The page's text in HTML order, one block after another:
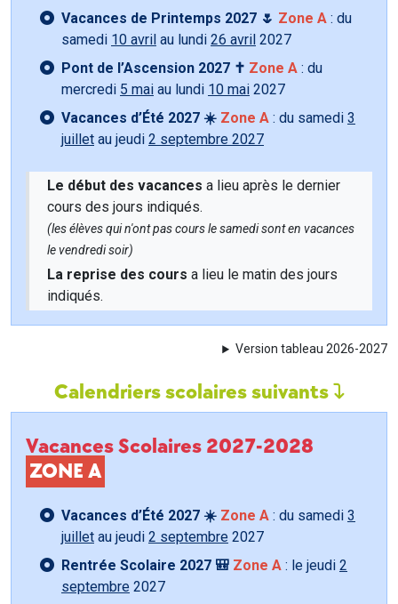
Vacances de Printemps 2027 🌷 Zone A : du
samedi 10 avril au lundi 26 avril 2027
Pont de l’Ascension 2027 ✝️ Zone A : du
mercredi 5 mai au lundi 10 mai 2027
Vacances d’Été 2027 ☀️ Zone A : du samedi 3
juillet au jeudi 2 septembre 2027
Le début des vacances a lieu après le dernier
cours des jours indiqués.
(les élèves qui n'ont pas cours le samedi sont en vacances
le vendredi soir)
La reprise des cours a lieu le matin des jours
indiqués.
Version tableau 2026-2027
Calendriers scolaires suivants
Vacances Scolaires 2027-2028
ZONE A
Vacances d’Été 2027 ☀️ Zone A : du samedi 3
juillet au jeudi 2 septembre 2027
Rentrée Scolaire 2027 🎒 Zone A : le jeudi 2
septembre 2027